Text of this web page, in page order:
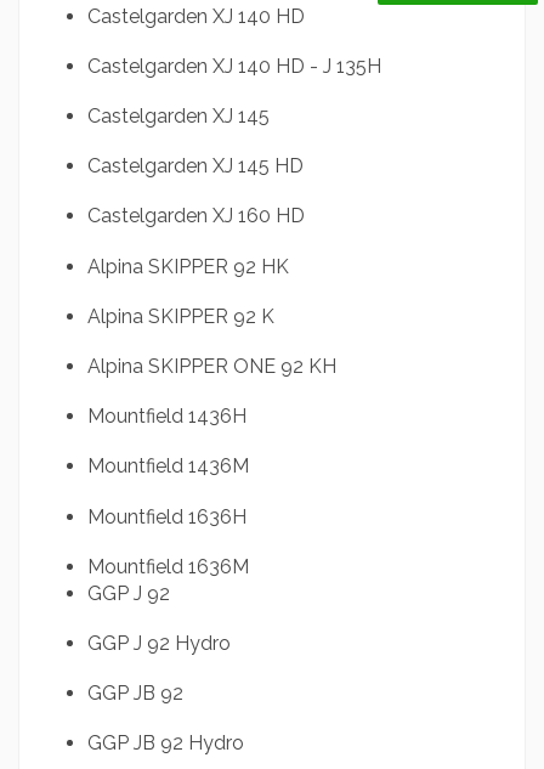
Castelgarden XJ 140 HD
Castelgarden XJ 140 HD - J 135H
Castelgarden XJ 145
Castelgarden XJ 145 HD
Castelgarden XJ 160 HD
Alpina SKIPPER 92 HK
Alpina SKIPPER 92 K
Alpina SKIPPER ONE 92 KH
Mountfield 1436H
Mountfield 1436M
Mountfield 1636H
Mountfield 1636M
GGP J 92
GGP J 92 Hydro
GGP JB 92
GGP JB 92 Hydro